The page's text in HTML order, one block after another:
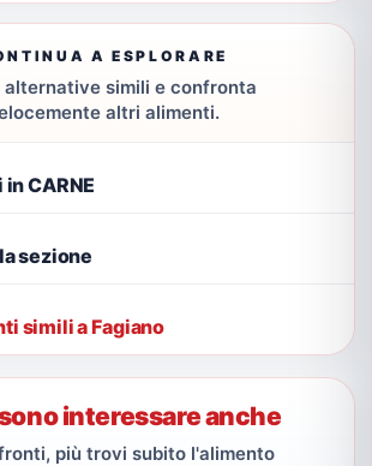
A ESPLORARE
alternative simili e confronta
altri alimenti.
CARNE
sezione
simili a Fagiano
interessare anche
più trovi subito l'alimento